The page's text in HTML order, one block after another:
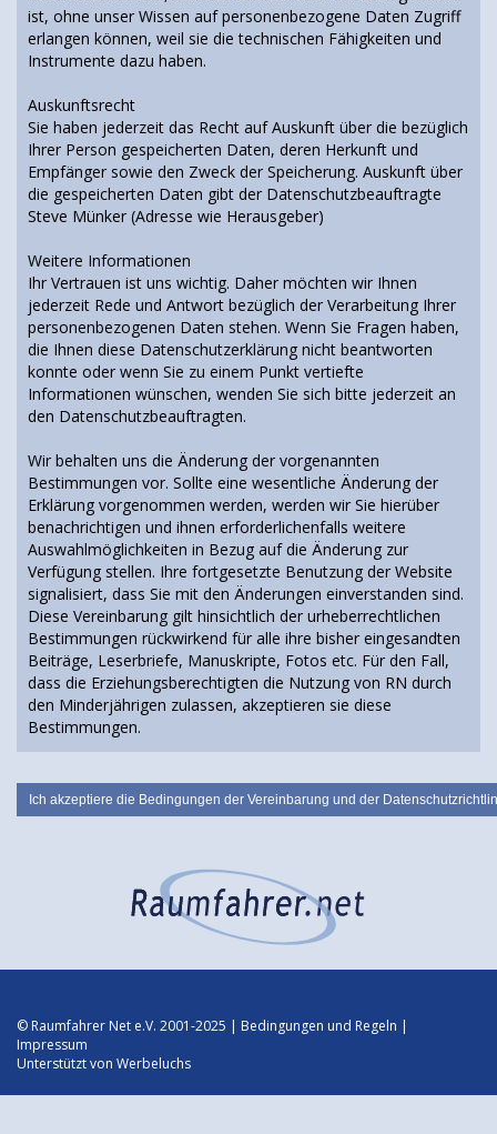
ist, ohne unser Wissen auf personenbezogene Daten Zugriff
erlangen können, weil sie die technischen Fähigkeiten und
Instrumente dazu haben.
Auskunftsrecht
Sie haben jederzeit das Recht auf Auskunft über die bezüglich
Ihrer Person gespeicherten Daten, deren Herkunft und
Empfänger sowie den Zweck der Speicherung. Auskunft über
die gespeicherten Daten gibt der Datenschutzbeauftragte
Steve Münker (Adresse wie Herausgeber)
Weitere Informationen
Ihr Vertrauen ist uns wichtig. Daher möchten wir Ihnen
jederzeit Rede und Antwort bezüglich der Verarbeitung Ihrer
personenbezogenen Daten stehen. Wenn Sie Fragen haben,
die Ihnen diese Datenschutzerklärung nicht beantworten
konnte oder wenn Sie zu einem Punkt vertiefte
Informationen wünschen, wenden Sie sich bitte jederzeit an
den Datenschutzbeauftragten.
Wir behalten uns die Änderung der vorgenannten
Bestimmungen vor. Sollte eine wesentliche Änderung der
Erklärung vorgenommen werden, werden wir Sie hierüber
benachrichtigen und ihnen erforderlichenfalls weitere
Auswahlmöglichkeiten in Bezug auf die Änderung zur
Verfügung stellen. Ihre fortgesetzte Benutzung der Website
signalisiert, dass Sie mit den Änderungen einverstanden sind.
Diese Vereinbarung gilt hinsichtlich der urheberrechtlichen
Bestimmungen rückwirkend für alle ihre bisher eingesandten
Beiträge, Leserbriefe, Manuskripte, Fotos etc. Für den Fall,
dass die Erziehungsberechtigten die Nutzung von RN durch
den Minderjährigen zulassen, akzeptieren sie diese
Bestimmungen.
© Raumfahrer Net e.V. 2001-2025 | Bedingungen und Regeln |
Impressum
Unterstützt von Werbeluchs